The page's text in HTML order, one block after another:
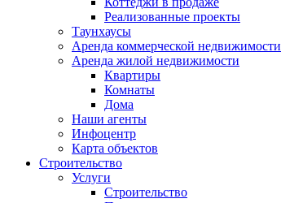
Реализованные проекты
Таунхаусы
Аренда коммерческой недвижимости
Аренда жилой недвижимости
Квартиры
Комнаты
Дома
Наши агенты
Инфоцентр
Карта объектов
Строительство
Услуги
Строительство